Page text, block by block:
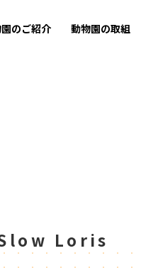
のご紹介 動物園の取組
Slow Loris